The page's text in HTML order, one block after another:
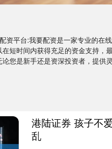
资平台:我要配资是一家专业的在
短时间内获得充足的资金支持
您是新手还是资深投资者，提
港陆证券 孩子不
乱